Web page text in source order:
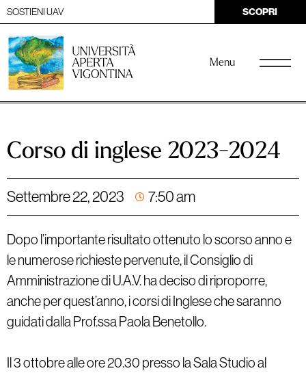
SOSTIENI UAV SCOPRI
Menu
Corso di inglese 2023-2024
Settembre 22, 2023 7:50 am
Dopo l’importante risultato ottenuto lo scorso anno e
le numerose richieste pervenute, il Consiglio di
Amministrazione di U.A.V. ha deciso di riproporre,
anche per quest’anno, i corsi di Inglese che saranno
guidati dalla Prof.ssa Paola Benetollo.
Il 3 ottobre alle ore 20.30 presso la Sala Studio al